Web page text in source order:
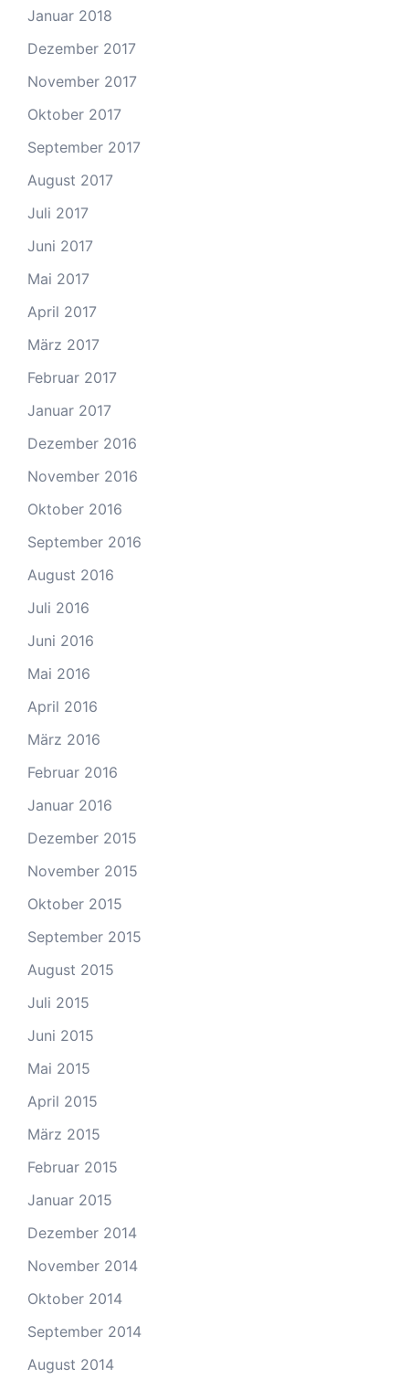
Januar 2018
Dezember 2017
November 2017
Oktober 2017
September 2017
August 2017
Juli 2017
Juni 2017
Mai 2017
April 2017
März 2017
Februar 2017
Januar 2017
Dezember 2016
November 2016
Oktober 2016
September 2016
August 2016
Juli 2016
Juni 2016
Mai 2016
April 2016
März 2016
Februar 2016
Januar 2016
Dezember 2015
November 2015
Oktober 2015
September 2015
August 2015
Juli 2015
Juni 2015
Mai 2015
April 2015
März 2015
Februar 2015
Januar 2015
Dezember 2014
November 2014
Oktober 2014
September 2014
August 2014